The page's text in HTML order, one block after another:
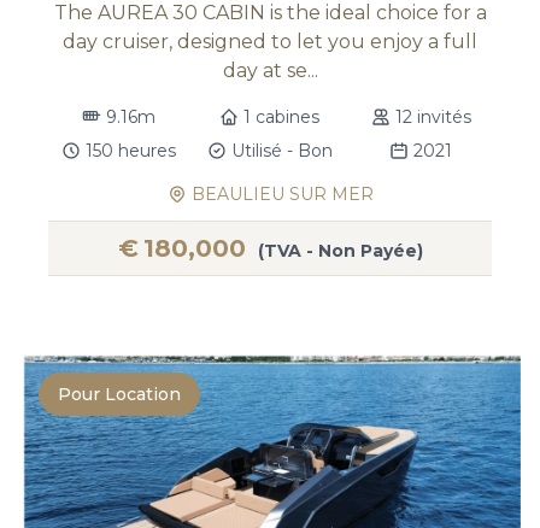
The AUREA 30 CABIN is the ideal choice for a
day cruiser, designed to let you enjoy a full
day at se...
9.16m 1 cabines
12 invités
150 heures
Utilisé - Bon
2021
BEAULIEU SUR MER
€ 180,000 (TVA - Non Payée)
Pour Location